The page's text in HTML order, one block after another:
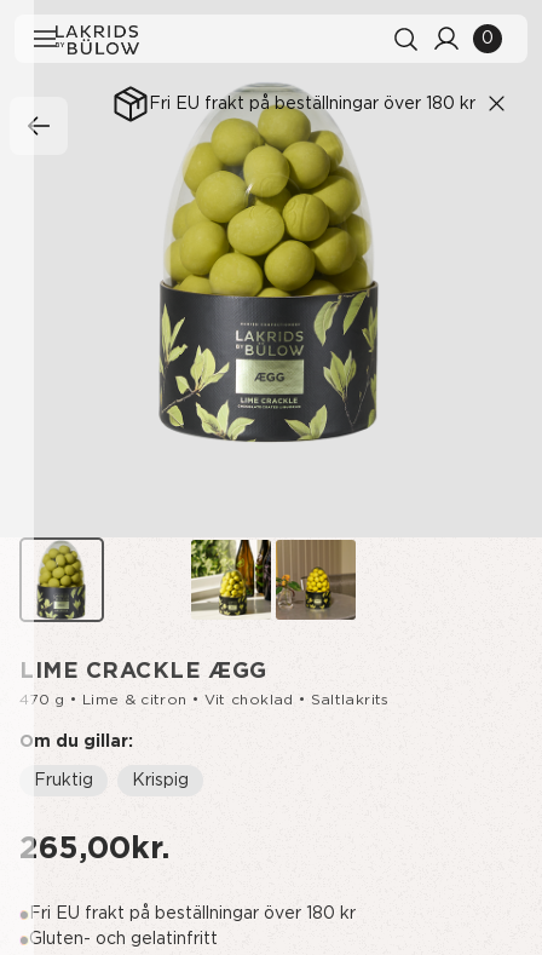
0
Fri EU frakt på beställningar över 180 kr
Rensa alla
LIME CRACKLE ÆGG
470 g • Lime & citron • Vit choklad • Saltlakrits
Om du gillar:
Fruktig Krispig
265,00kr.
Fri EU frakt på beställningar över 180 kr
Gluten- och gelatinfritt